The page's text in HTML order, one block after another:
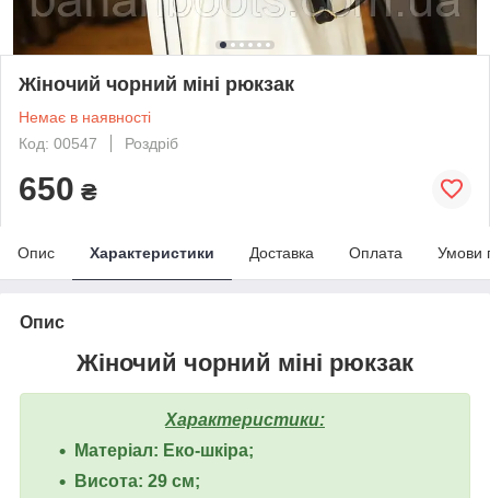
Жіночий чорний міні рюкзак
Немає в наявності
Код: 00547
Роздріб
650 ₴
Опис Характеристики Доставка Оплата Умови
Опис
Жіночий чорний міні рюкзак
Характеристики:
Матеріал: Еко-шкіра;
Висота: 29 см;